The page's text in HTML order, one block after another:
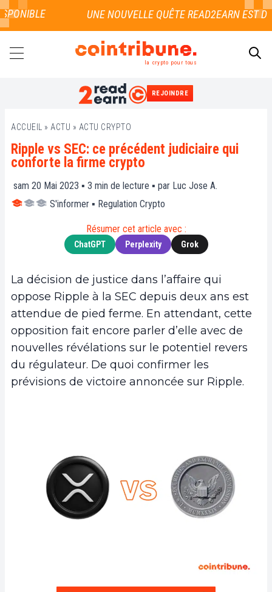
la crypto pour tous
REJOINDRE
ACCUEIL » ACTU » ACTU CRYPTO
Ripple vs SEC: ce précédent judiciaire qui
conforte la firme crypto
sam 20 Mai 2023 ▪ 3 min de lecture ▪ par Luc Jose A.
S'informer ▪ Regulation Crypto
Résumer cet article avec :
ChatGPT Perplexity Grok
La décision de justice dans l’affaire qui
oppose Ripple à la SEC depuis deux ans est
attendue de pied ferme. En attendant, cette
opposition fait encore parler d’elle avec de
nouvelles révélations sur le potentiel revers
du régulateur. De quoi confirmer les
prévisions de victoire annoncée sur Ripple.